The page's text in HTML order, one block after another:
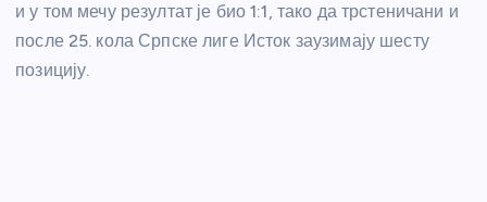
и у том мечу резултат је био 1:1, тако да трстеничани и
после 25. кола Српске лиге Исток заузимају шесту
позицију.